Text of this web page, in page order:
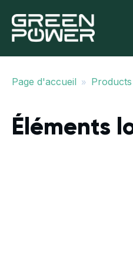
Page d'accueil » Products
Éléments